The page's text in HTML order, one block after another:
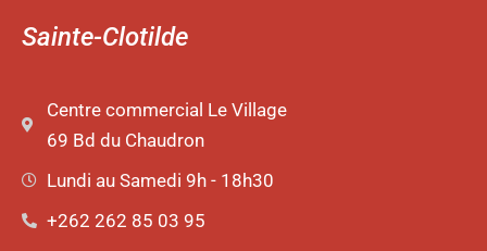
Sainte-Clotilde
Centre commercial Le Village
69 Bd du Chaudron
Lundi au Samedi 9h - 18h30
+262 262 85 03 95